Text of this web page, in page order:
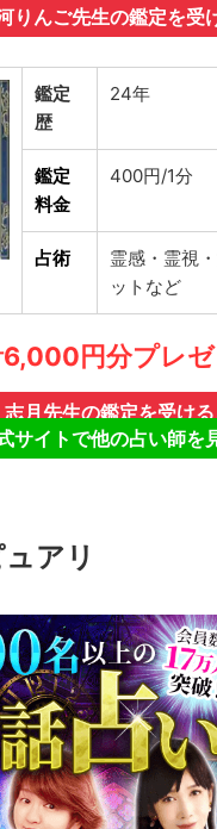
りんご先生の鑑定を受
鑑定
歴
24年
鑑定
料金
400円/1分
占術
霊感・霊視
ットなど
6,000円分プレ
志月先生の鑑定を受ける
サイトで他の占い師を
アリ